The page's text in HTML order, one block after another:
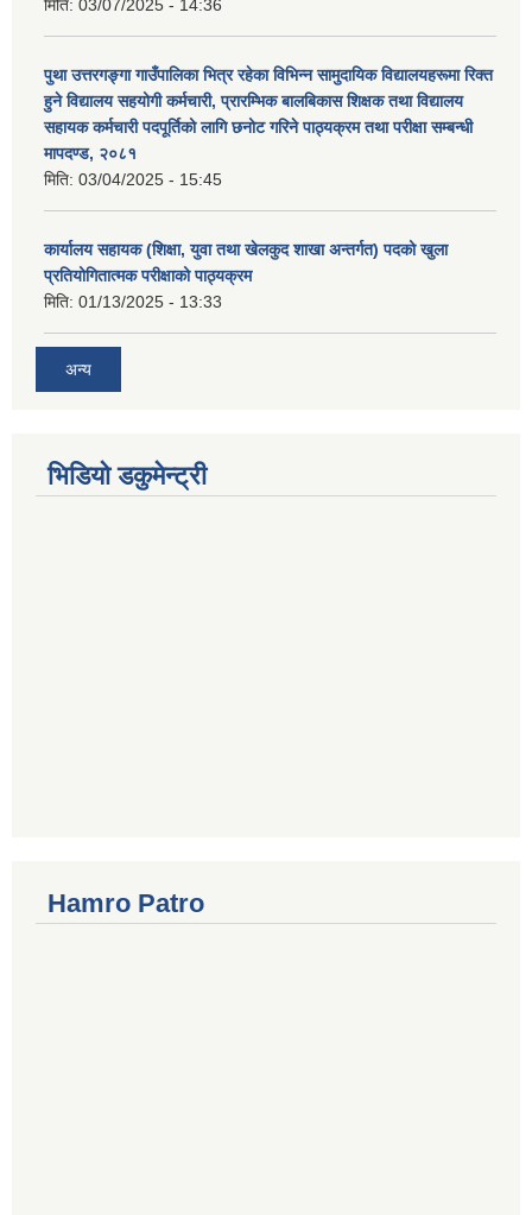
मिति: 03/07/2025 - 14:36
पुथा उत्तरगङ्गा गाउँपालिका भित्र रहेका विभिन्न सामुदायिक विद्यालयहरूमा रिक्त
हुने विद्यालय सहयोगी कर्मचारी, प्रारम्भिक बालबिकास शिक्षक तथा विद्यालय
सहायक कर्मचारी पदपूर्तिको लागि छनोट गरिने पाठ्यक्रम तथा परीक्षा सम्बन्धी
मापदण्ड, २०८१
मिति: 03/04/2025 - 15:45
कार्यालय सहायक (शिक्षा, युवा तथा खेलकुद शाखा अन्तर्गत) पदको खुला
प्रतियोगितात्मक परीक्षाको पाठ्यक्रम
मिति: 01/13/2025 - 13:33
अन्य
भिडियो डकुमेन्ट्री
Hamro Patro